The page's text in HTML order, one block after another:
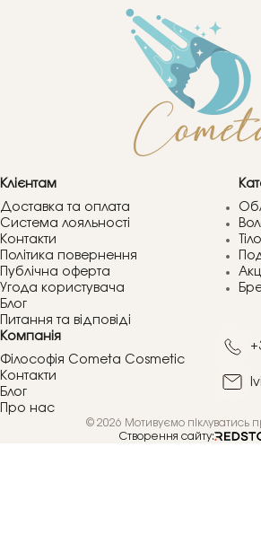
Клієнтам
Доставка та оплата
Система лояльності
Контакти
Політика повернення
Публічна оферта
Угода користувача
Блог
Питання та відповіді
Тіло
Компанія
Філософія Cometa Cosmetic
Контакти
Блог
Про нас
© 2026 Мотивуємо піклуватись
Створення сайту: